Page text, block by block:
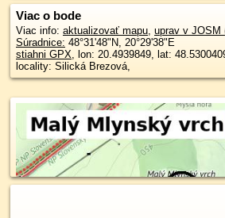
Viac o bode
Viac info: aktualizovať mapu, uprav v JOSM
Súradnice: 48°31'48"N, 20°29'38"E
stiahni GPX, lon: 20.4939849, lat:
locality: Silická Brezová,